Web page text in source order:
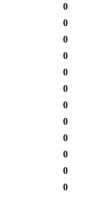
0
0
0
0
0
0
0
0
0
0
0
0